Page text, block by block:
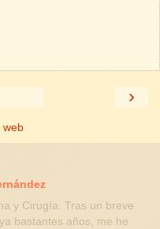
›
web
y Cirugía. Tras un breve
bastantes años, me he